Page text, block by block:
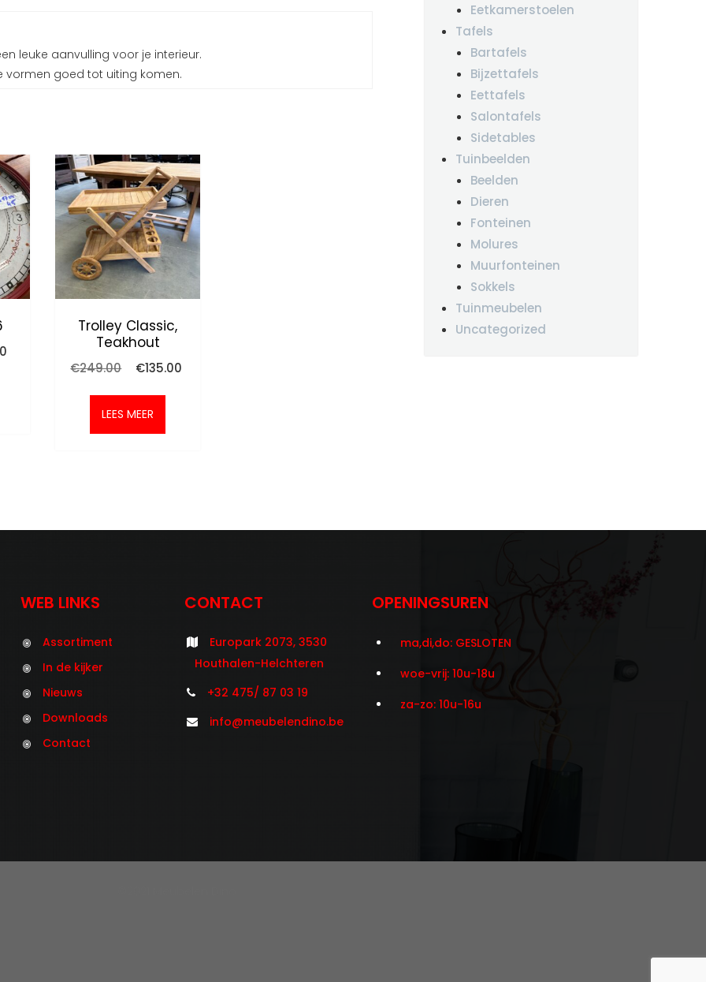
leuke aanvulling voor je interieur.
vormen goed tot uiting komen.
Trolley Classic,
Teakhout
€249.00
Oorspronkelijke
was:
€249.00.
€135.00
LEES MEER
Eetkamerstoelen
Tafels
Bartafels
Bijzettafels
Eettafels
Salontafels
Sidetables
Tuinbeelden
Beelden
Dieren
Fonteinen
Molures
Muurfonteinen
Sokkels
Tuinmeubelen
Uncategorized
WEB LINKS
Assortiment
In de kijker
Nieuws
Downloads
Contact
CONTACT
Europark 2073, 3530
Houthalen-Helchteren
+32 475/ 87 03 19
info@meubelendino.be
OPENINGSUREN
ma,di,do: GESLOTEN
woe-vrij: 10u-18u
za-zo: 10u-16u